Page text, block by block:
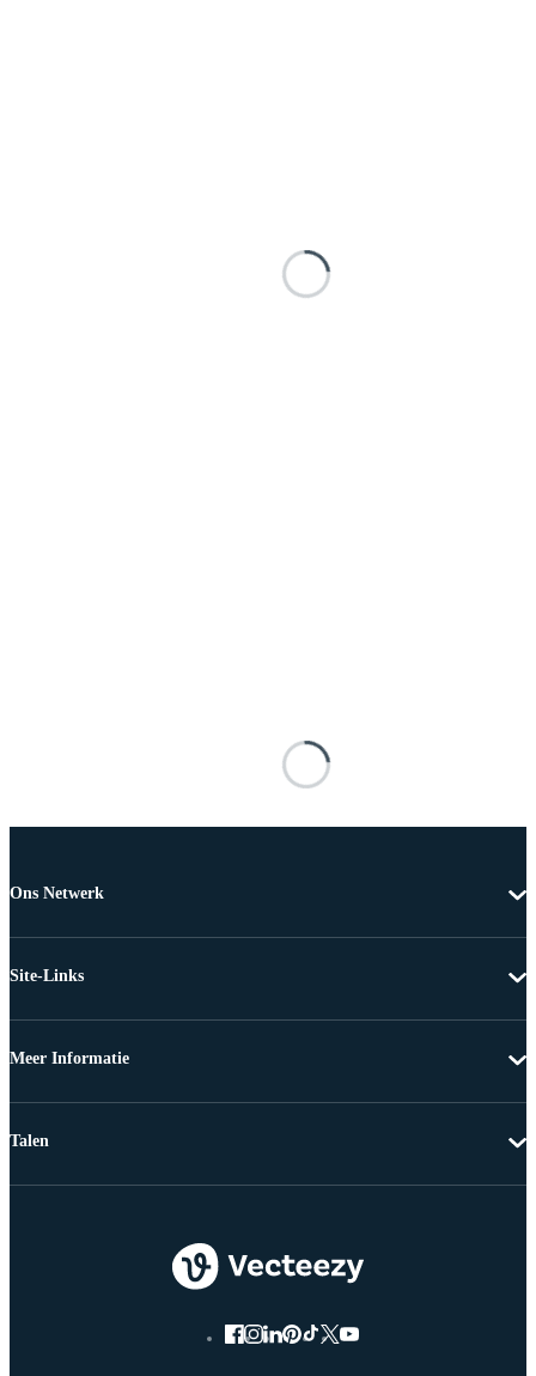
Ons Netwerk
Site-Links
Meer Informatie
Talen